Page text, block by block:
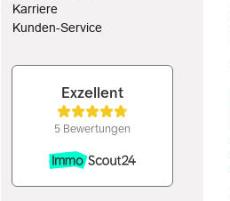
Karriere
Kunden-Service